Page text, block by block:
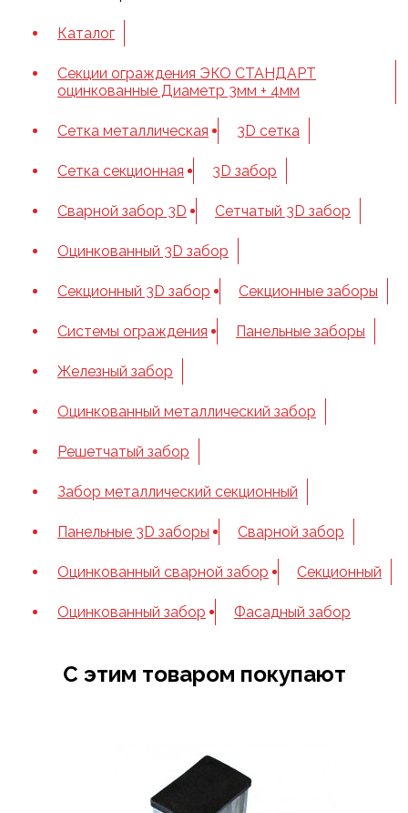
Каталог
Секции ограждения ЭКО СТАНДАРТ
оцинкованные Диаметр 3мм + 4мм
Сетка металлическая 3D сетка
Cетка cекционная 3D забор
Сварной забор 3D Сетчатый 3D забор
Оцинкованный 3D забор
Секционный 3D забор Секционные заборы
Системы ограждения Панельные заборы
Железный забор
Оцинкованный металлический забор
Решетчатый забор
Забор металлический секционный
Панельные 3D заборы Сварной забор
Оцинкованный сварной забор Секционный
Оцинкованный забор Фасадный забор
С этим товаром покупают